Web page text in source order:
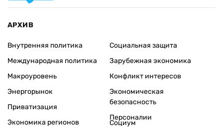
АРХИВ
Внутренняя политика
Международная политика
Макроуровень
Энергорынок
Приватизация
Экономика регионов
Социальная защита
Зарубежная экономика
Конфликт интересов
Экономическая
безопасность
Персоналии
Социум